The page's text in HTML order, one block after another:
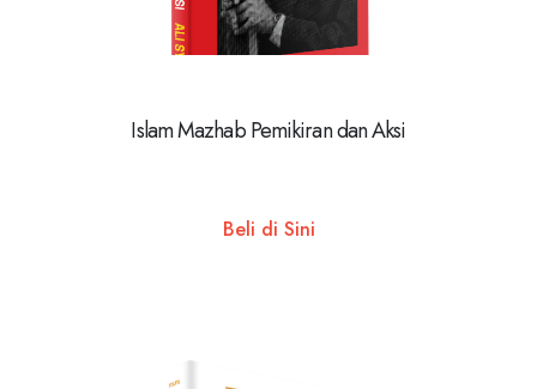
Islam Mazhab Pemikiran dan Aksi
Beli di Sini